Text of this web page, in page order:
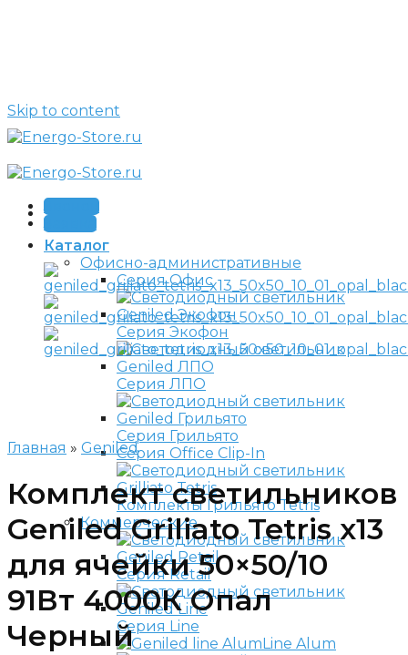
Skip to content
Каталог
Офисно-административные
Серия Офис
Серия Экофон
Серия ЛПО
Серия Грильято
Серия Office Clip-In
Комплекты Грильято Tetris
Коммерческие
Серия Retail
Серия Line
Line Alum
Звонок
Заявка
Главная » Geniled
Комплект светильников
Geniled Griliato Tetris x13
для ячейки 50×50/10
91Вт 4000К Опал
Черный